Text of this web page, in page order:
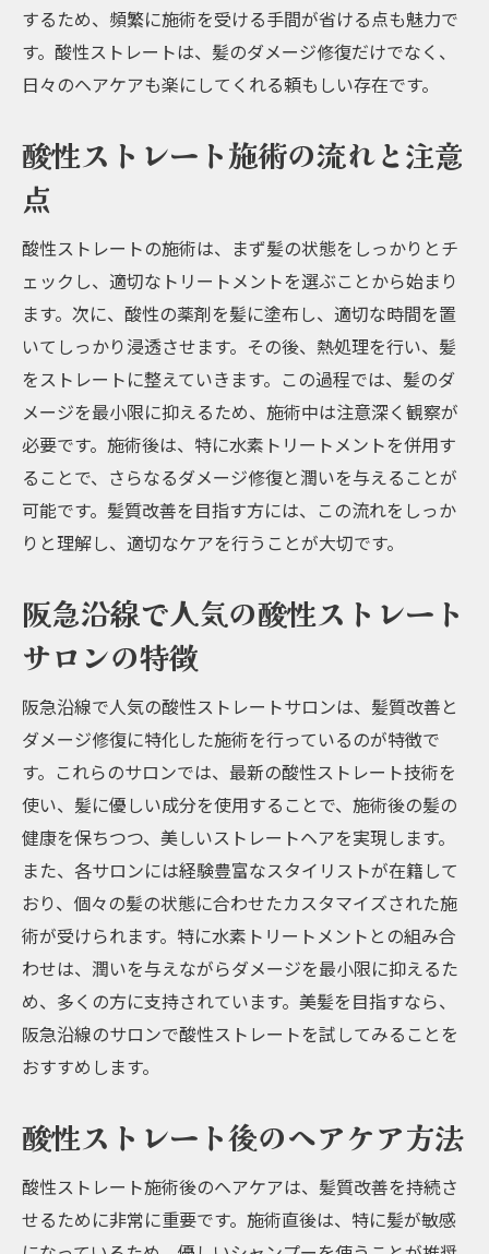
酸性ストレートで手に入れる理想の美髪
髪質改善サロンの選び方とポイント
サロン体験談：酸性ストレートで変わった
美髪を保つための継続的なケア方法
髪のダメージ修復に優れた酸性ストレート
酸性ストレートでダメージ改善する施術例
髪質改善とダメージ修復を同時に実現する
方法
サロンでのダメージ修復の流れと効果
お客様の声：酸性ストレートで髪のダメー
ジが改善した事例
ダメージヘアの原因とその対策
阪急京都本線沿いの酸性ストレートサロンで美
阪急京都本線沿いのおすすめ酸性ストレー
トサロン
酸性ストレートを受けられるサロンの特徴
サロン選びのポイントと注意点
酸性ストレートサロンでの施術体験談
美しい髪を手に入れるためのサロンケア
阪急沿線で評判の髪質改善サロン一覧
美髪へ導く酸性ストレートと水素トリートメン
トの効果
酸性ストレートと水素トリートメントの相
性
サロンで提供される最高の美髪ケア
酸性ストレートで髪の美しさを引き出す方
水素トリートメントの効果的な使い方
酸性ストレートと水素トリートメントの事
例紹介
するため、頻繁に施術を受ける手間が省ける点も魅力で
す。酸性ストレートは、髪のダメージ修復だけでなく、
日々のヘアケアも楽にしてくれる頼もしい存在です。
酸性ストレート施術の流れと注意
点
酸性ストレートの施術は、まず髪の状態をしっかりとチ
ェックし、適切なトリートメントを選ぶことから始まり
ます。次に、酸性の薬剤を髪に塗布し、適切な時間を置
いてしっかり浸透させます。その後、熱処理を行い、髪
をストレートに整えていきます。この過程では、髪のダ
メージを最小限に抑えるため、施術中は注意深く観察が
必要です。施術後は、特に水素トリートメントを併用す
ることで、さらなるダメージ修復と潤いを与えることが
可能です。髪質改善を目指す方には、この流れをしっか
りと理解し、適切なケアを行うことが大切です。
阪急沿線で人気の酸性ストレート
サロンの特徴
阪急沿線で人気の酸性ストレートサロンは、髪質改善と
ダメージ修復に特化した施術を行っているのが特徴で
す。これらのサロンでは、最新の酸性ストレート技術を
使い、髪に優しい成分を使用することで、施術後の髪の
健康を保ちつつ、美しいストレートヘアを実現します。
また、各サロンには経験豊富なスタイリストが在籍して
おり、個々の髪の状態に合わせたカスタマイズされた施
術が受けられます。特に水素トリートメントとの組み合
わせは、潤いを与えながらダメージを最小限に抑えるた
め、多くの方に支持されています。美髪を目指すなら、
阪急沿線のサロンで酸性ストレートを試してみることを
おすすめします。
酸性ストレート後のヘアケア方法
酸性ストレート施術後のヘアケアは、髪質改善を持続さ
せるために非常に重要です。施術直後は、特に髪が敏感